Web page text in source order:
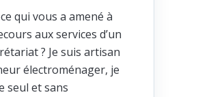
qui vous a amené à
aux services d’un
? Je suis artisan
électroménager, je
seul et sans